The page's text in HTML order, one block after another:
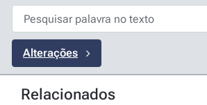
Alterações
Relacionados